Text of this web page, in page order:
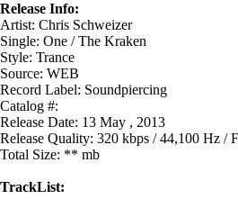
Release Info:
Artist: Chris Schweizer
Single: One / The Kraken
Style: Trance
Source: WEB
Record Label: Soundpiercing
Catalog #:
Release Date: 13 May , 2013
Release Quality: 320 kbps / 44,100 Hz /
Total Size: ** mb
TrackList: